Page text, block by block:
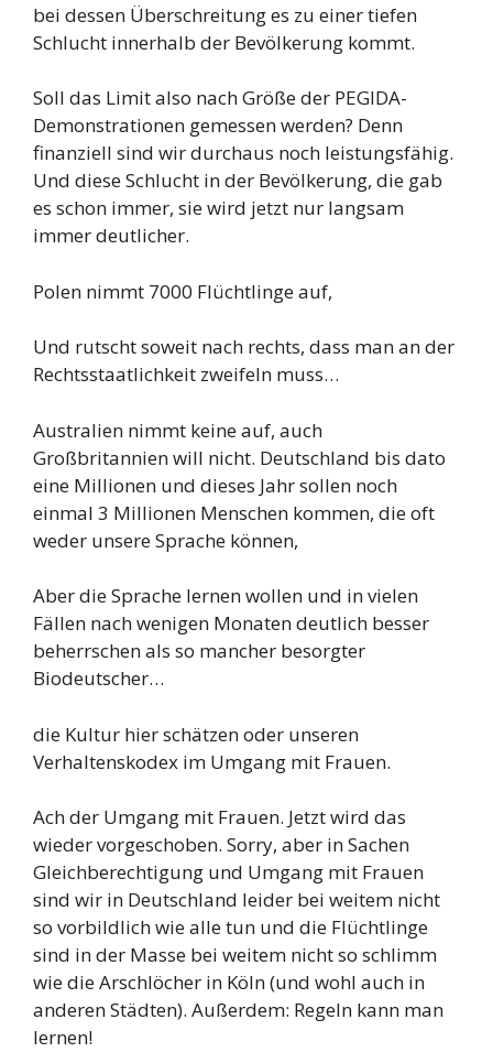
bei dessen Überschreitung es zu einer tiefen
Schlucht innerhalb der Bevölkerung kommt.
Soll das Limit also nach Größe der PEGIDA-
Demonstrationen gemessen werden? Denn
finanziell sind wir durchaus noch leistungsfähig.
Und diese Schlucht in der Bevölkerung, die gab
es schon immer, sie wird jetzt nur langsam
immer deutlicher.
Polen nimmt 7000 Flüchtlinge auf,
Und rutscht soweit nach rechts, dass man an der
Rechtsstaatlichkeit zweifeln muss…
Australien nimmt keine auf, auch
Großbritannien will nicht. Deutschland bis dato
eine Millionen und dieses Jahr sollen noch
einmal 3 Millionen Menschen kommen, die oft
weder unsere Sprache können,
Aber die Sprache lernen wollen und in vielen
Fällen nach wenigen Monaten deutlich besser
beherrschen als so mancher besorgter
Biodeutscher…
die Kultur hier schätzen oder unseren
Verhaltenskodex im Umgang mit Frauen.
Ach der Umgang mit Frauen. Jetzt wird das
wieder vorgeschoben. Sorry, aber in Sachen
Gleichberechtigung und Umgang mit Frauen
sind wir in Deutschland leider bei weitem nicht
so vorbildlich wie alle tun und die Flüchtlinge
sind in der Masse bei weitem nicht so schlimm
wie die Arschlöcher in Köln (und wohl auch in
anderen Städten). Außerdem: Regeln kann man
lernen!